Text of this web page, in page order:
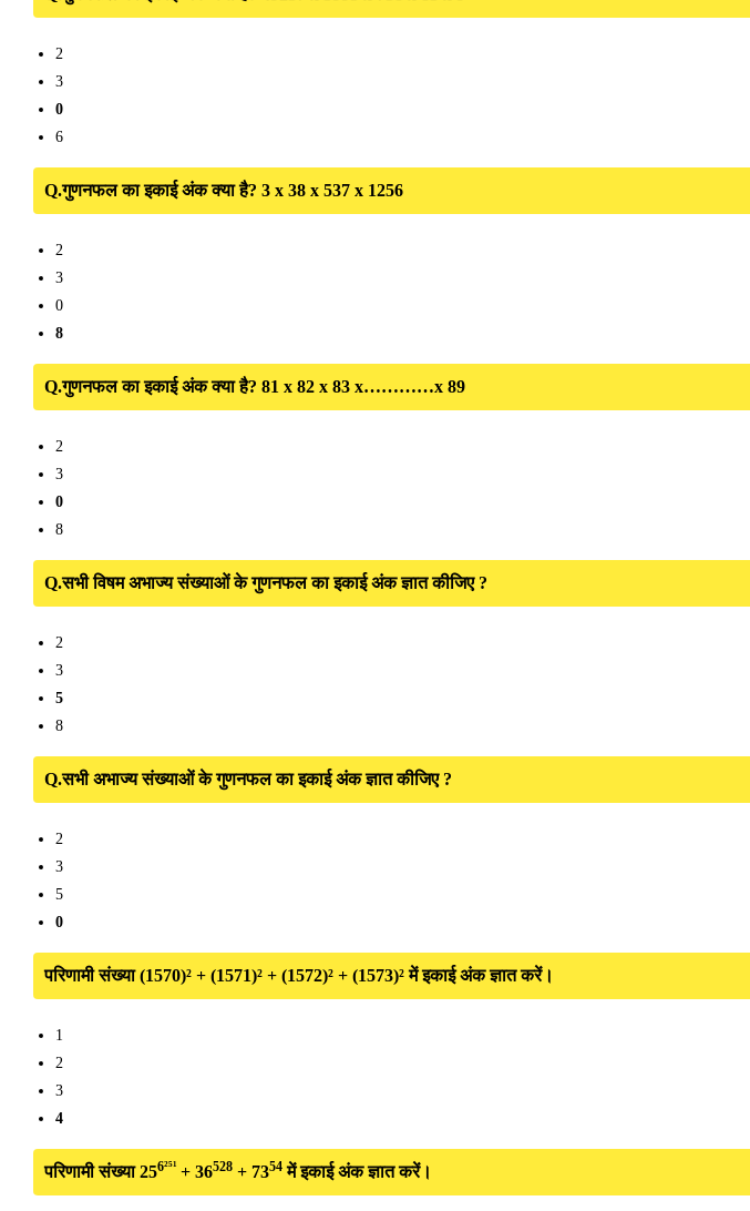
2
3
0
6
Q.गुणनफल का इकाई अंक क्या है? 3 x 38 x 537 x 1256
2
3
0
8
Q.गुणनफल का इकाई अंक क्या है? 81 x 82 x 83 x…………x 89
2
3
0
8
Q.सभी विषम अभाज्य संख्याओं के गुणनफल का इकाई अंक ज्ञात कीजिए ?
2
3
5
8
Q.सभी अभाज्य संख्याओं के गुणनफल का इकाई अंक ज्ञात कीजिए ?
2
3
5
0
परिणामी संख्या (1570)² + (1571)² + (1572)² + (1573)² में इकाई अंक ज्ञात करें।
1
2
3
4
परिणामी संख्या 256²⁵¹ + 36528 + 7354 में इकाई अंक ज्ञात करें।